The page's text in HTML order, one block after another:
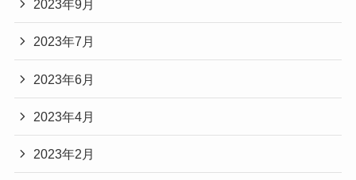
2023年9月
2023年7月
2023年6月
2023年4月
2023年2月